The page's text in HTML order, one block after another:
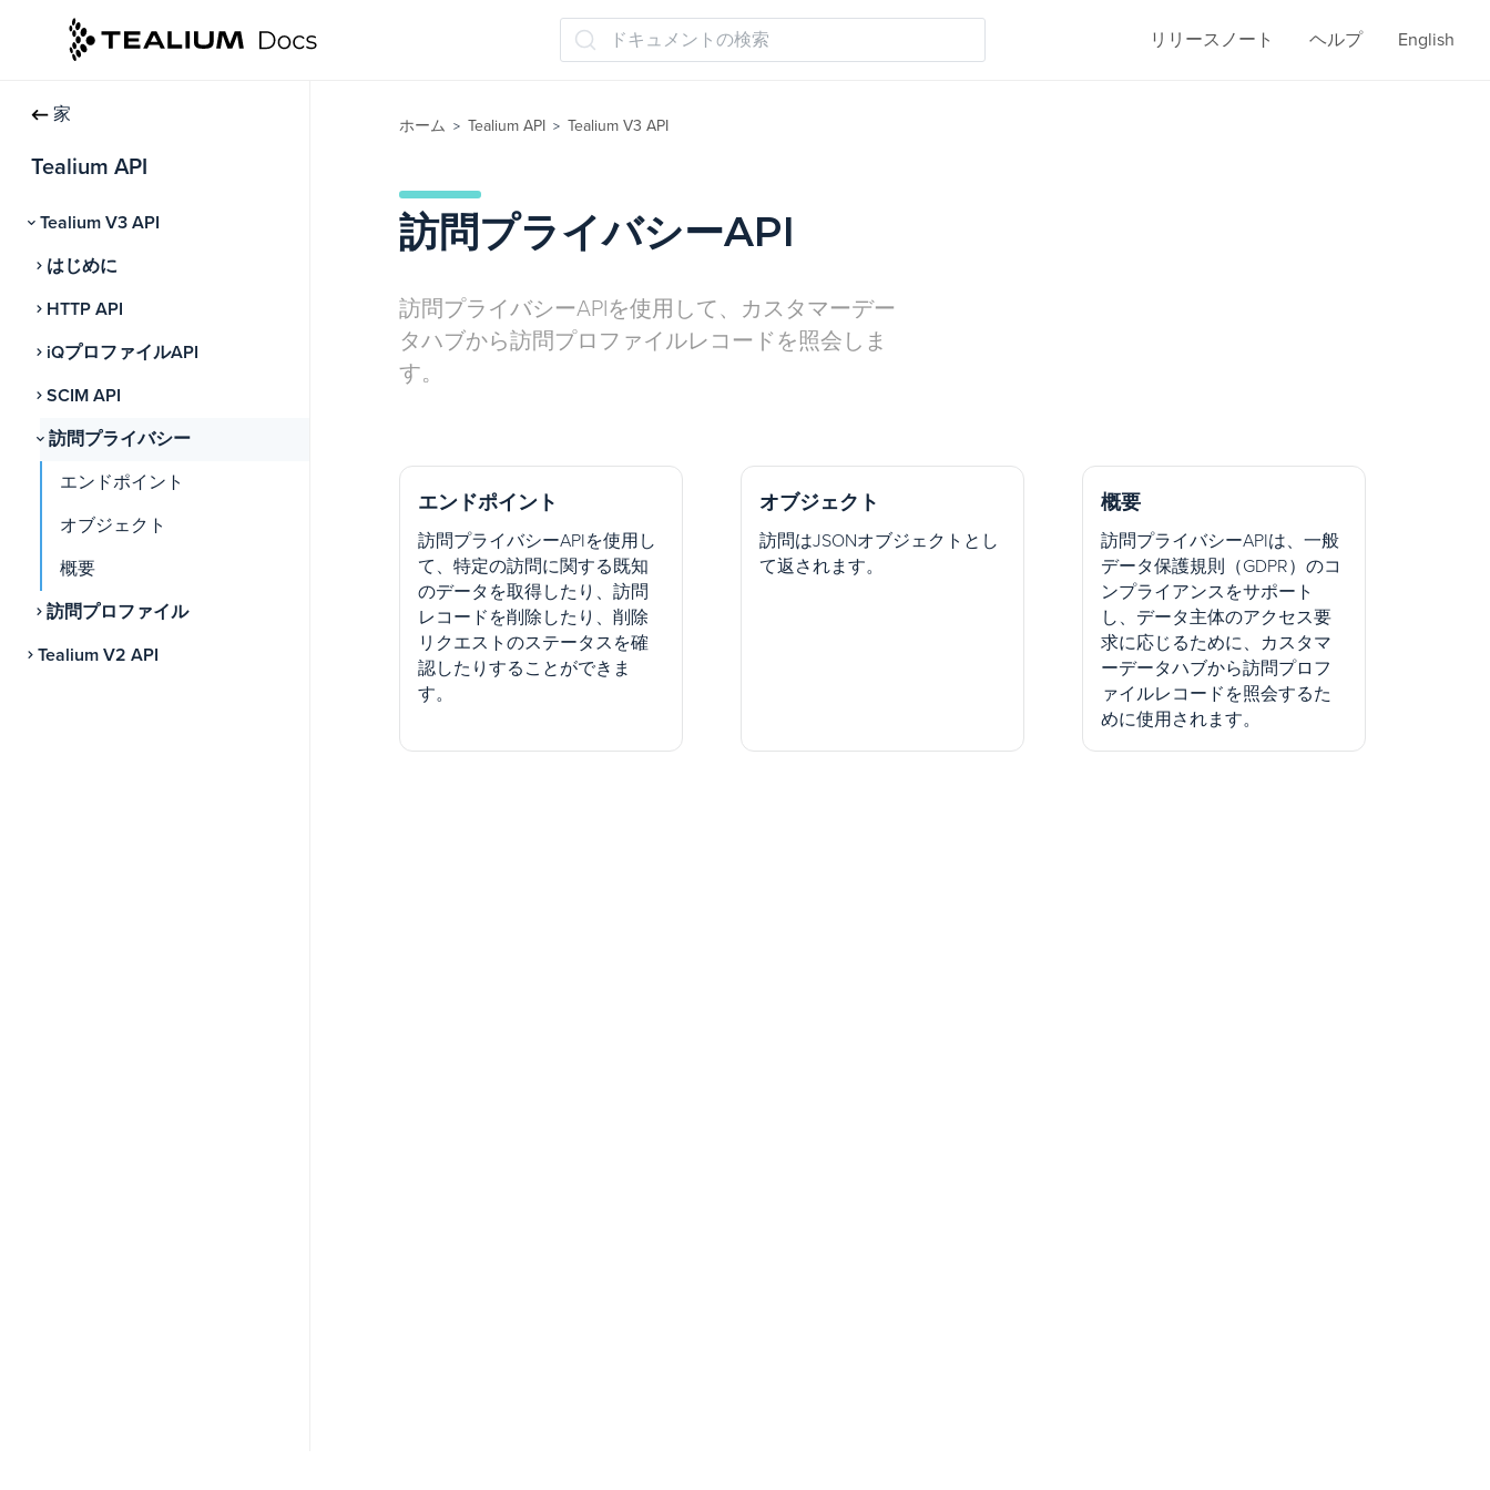
ドキュメントの検索 リリースノート ヘルプ English
家
Tealium API
Tealium V3 API
はじめに
HTTP API
iQプロファイルAPI
SCIM API
訪問プライバシー
エンドポイント
オブジェクト
概要
訪問プロファイル
Tealium V2 API
ホーム > Tealium API > Tealium V3 API
訪問プライバシーAPI
訪問プライバシーAPIを使用して、カスタマーデー
タハブから訪問プロファイルレコードを照会しま
す。
エンドポイント
訪問プライバシーAPIを使用し
て、特定の訪問に関する既知
のデータを取得したり、訪問
レコードを削除したり、削除
リクエストのステータスを確
認したりすることができま
す。
オブジェクト
訪問はJSONオブジェクトとし
て返されます。
概要
訪問プライバシーAPIは、一般
データ保護規則（GDPR）のコ
ンプライアンスをサポート
し、データ主体のアクセス要
求に応じるために、カスタマ
ーデータハブから訪問プロフ
ァイルレコードを照会するた
めに使用されます。